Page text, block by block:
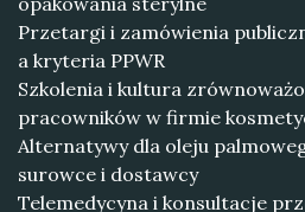
Przetargi i zamówienia
a kryteria PPWR
Szkolenia i kultura
pracowników w firmie
Alternatywy dla oleju
surowce i dostawcy
Telemedycyna i konsultacje